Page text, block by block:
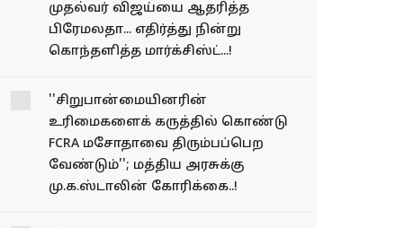
முதல்வர் விஜய்யை ஆதரித்த
பிரேமலதா... எதிர்த்து நின்று
கொந்தளித்த மார்க்சிஸ்ட்...!
''சிறுபான்மையினரின்
உரிமைகளைக் கருத்தில் கொண்டு
FCRA மசோதாவை திரும்பப்பெற
வேண்டும்''; மத்திய அரசுக்கு
மு.க.ஸ்டாலின் கோரிக்கை..!